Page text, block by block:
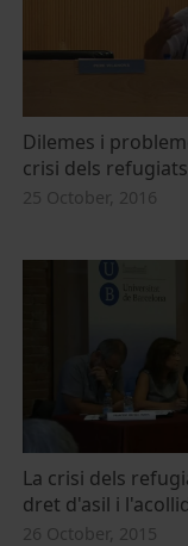
Dilemes i
crisi dels
25 October, 2016
La crisi dels
dret d'asil i
26 October, 2015